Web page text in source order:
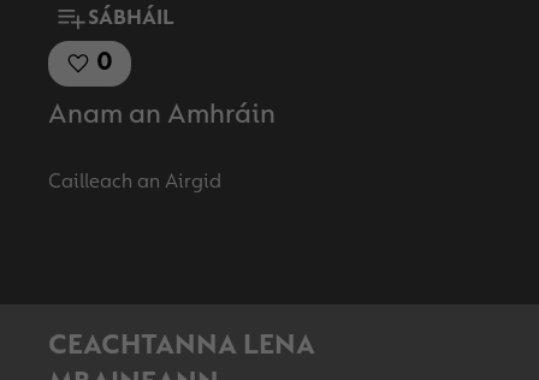
SÁBHÁIL
0
Anam an Amhráin
CEACHTANNA LENA